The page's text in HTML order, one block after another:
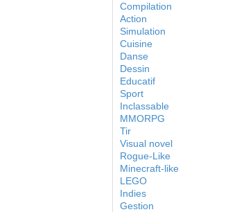
Compilation
Action
Simulation
Cuisine
Danse
Dessin
Educatif
Sport
Inclassable
MMORPG
Tir
Visual novel
Rogue-Like
Minecraft-like
LEGO
Indies
Gestion